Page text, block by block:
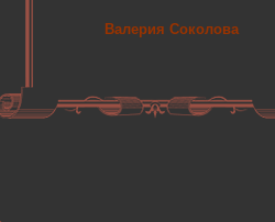
Валерия Соколова